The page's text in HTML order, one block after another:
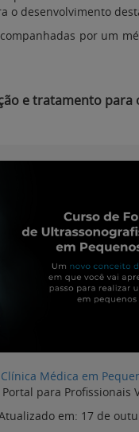
o desenvolvimento
por um
e tratamento
Atualizado em:17 de
Clínica
veterinária: